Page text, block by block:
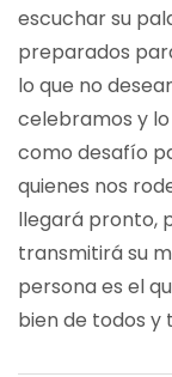
escuchar su
preparados
lo que no
celebramos y
como desafío
quienes nos
llegará pronto,
transmitirá su
persona es el
bien de todos y